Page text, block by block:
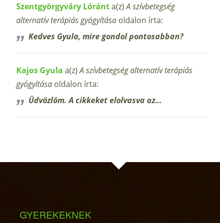
Szentgyörgyváry Lóránta(z)A szívbetegség
alternatív terápiás gyógyítása oldalon írta:
Kedves Gyula, mire gondol pontosabban?
Kajos Gyula a(z)A szívbetegség alternatív terápiás
gyógyítása oldalon írta:
Üdvözlöm. A cikkeket elolvasva az…
GYEREKEKNEK